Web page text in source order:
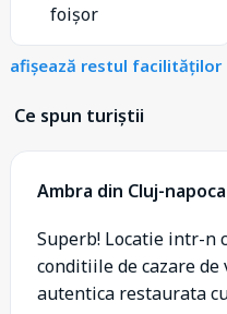
foișor
afișează restul facilităților
Ce spun turiștii
Ambra din Cluj-napoca
Superb! Locatie intr-n
conditiile de cazare de
autentica restaurata